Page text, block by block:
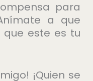
para
a que
que este es tu
¡Quien se